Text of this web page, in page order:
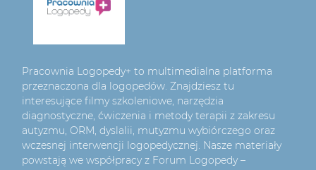
Pracownia Logopedy+ to multimedialna platforma
przeznaczona dla logopedów. Znajdziesz tu
interesujące filmy szkoleniowe, narzędzia
diagnostyczne, ćwiczenia i metody terapii z zakresu
autyzmu, ORM, dyslalii, mutyzmu wybiórczego oraz
wczesnej interwencji logopedycznej. Nasze materiały
powstają we współpracy z Forum Logopedy –